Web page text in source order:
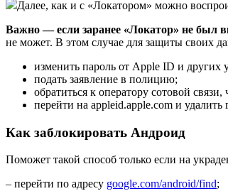
Далее, как и с «Локатором» можно
Важно — если заранее «Локатор» не был
не может. В этом случае для защиты своих
изменить пароль от Apple ID и
подать заявление в полицию;
обратиться к оператору сотовой
перейти на appleid.apple.com и
Как заблокировать Андроид
Поможет такой способ только если на
– перейти по адресу google.com/android/find;